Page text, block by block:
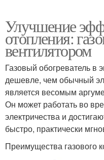
Улучшение
отопления:
вентилятором
Газовый обогреватель в
дешевле, чем обычный
является весомым
Он может работать во
электричества и
быстро, практически
Преимущества газового